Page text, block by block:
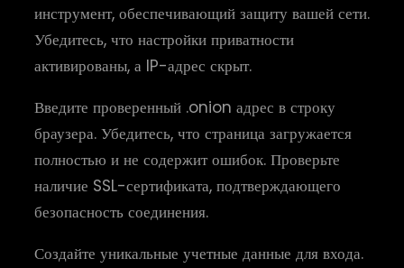
инструмент, обеспечивающий защиту вашей сети.
Убедитесь, что настройки приватности
активированы, а IP-адрес скрыт.
Введите проверенный .onion адрес в строку
браузера. Убедитесь, что страница загружается
полностью и не содержит ошибок. Проверьте
наличие SSL-сертификата, подтверждающего
безопасность соединения.
Создайте уникальные учетные данные для входа.